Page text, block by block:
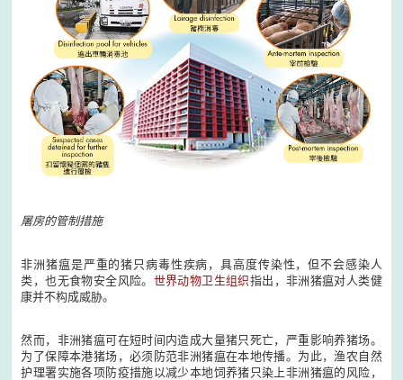
屠房的管制措施
非洲猪瘟是严重的猪只病毒性疾病，具高度传染性，但不会感染人
类，也无食物安全风险。 世界动物卫生组织指出，非洲猪瘟对人类健
康并不构成威胁。
然而，非洲猪瘟可在短时间内造成大量猪只死亡，严重影响养猪场。
为了保障本港猪场，必须防范非洲猪瘟在本地传播。为此，渔农自然
护理署实施各项防疫措施以减少本地饲养猪只染上非洲猪瘟的风险，